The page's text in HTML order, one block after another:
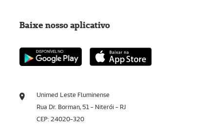
Unimed Leste Fluminense
Rua Dr. Borman, 51 - Niterói - RJ
CEP: 24020-320
Baixe nosso aplicativo